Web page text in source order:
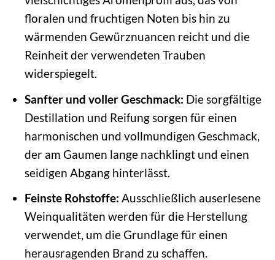
floralen und fruchtigen Noten bis hin zu
wärmenden Gewürznuancen reicht und die
Reinheit der verwendeten Trauben
widerspiegelt.
Sanfter und voller Geschmack: Die sorgfältige
Destillation und Reifung sorgen für einen
harmonischen und vollmundigen Geschmack,
der am Gaumen lange nachklingt und einen
seidigen Abgang hinterlässt.
Feinste Rohstoffe: Ausschließlich auserlesene
Weinqualitäten werden für die Herstellung
verwendet, um die Grundlage für einen
herausragenden Brand zu schaffen.